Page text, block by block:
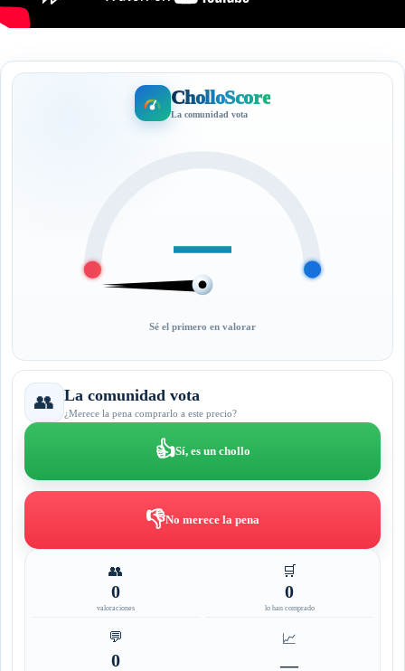
CholloScore
La comunidad vota
—
Sé el primero en valorar
👥 La comunidad vota
¿Merece la pena comprarlo a este precio?
👍Sí, es un chollo
👎No merece la pena
👥
0
valoraciones
🛒
0
lo han comprado
💬
0
📈
—